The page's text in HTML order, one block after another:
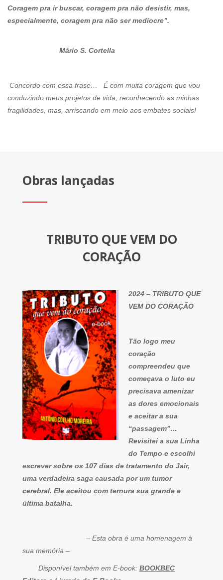
Coragem pra ir buscar, coragem pra não desistir, mas,
especialmente, coragem pra não ser medíocre”.
Mário S. Cortella
Concordo com essa frase… É com muita coragem que vou
conduzindo meus projetos de vida, reconhecendo as minhas
fragilidades, mas, arriscando em meio aos embates sociais!
Obras lançadas
TRIBUTO QUE VEM DO
CORAÇÃO
2024 – TRIBUTO QUE
VEM DO CORAÇÃO
Tão logo meu
coração
compreendeu que
começava o luto eu
precisava amenizar
as dores emocionais
e aceitar a sua
“passagem”…
Revisitei a sua Linha
do Tempo e escolhi
escrever sobre os 107 dias de tratamento do Jair,
uma verdadeira saga causada por um tumor
cerebral. Ele aceitou com ternura sua grande e
última batalha.
– Esta obra é uma homenagem à
sua memória –
Disponível também em E-book: BOOKBEC